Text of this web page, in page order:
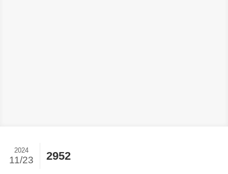
2952
2024
11/23